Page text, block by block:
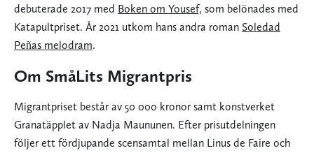
debuterade 2017 med Boken om Yousef, som belönades med
Katapultpriset. År 2021 utkom hans andra roman Soledad
Peñas melodram.
Om SmåLits Migrantpris
Migrantpriset består av 50 000 kronor samt konstverket
Granatäpplet av Nadja Maununen. Efter prisutdelningen
följer ett fördjupande scensamtal mellan Linus de Faire och